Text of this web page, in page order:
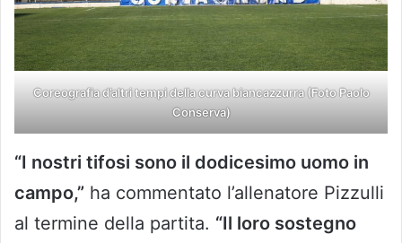
Coreografia d’altri tempi della curva biancazzurra (Foto Paolo
Conserva)
“I nostri tifosi sono il dodicesimo uomo in
campo,” ha commentato l’allenatore Pizzulli
al termine della partita. “Il loro sostegno